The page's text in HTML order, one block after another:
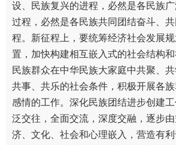
设、民族复兴的进程，必然是各民族
过程，必然是各民族共同团结奋斗、
程。新征程上，要统筹经济社会发展
置，加快构建相互嵌入式的社会结构
民族群众在中华民族大家庭中共聚、共
共事、共乐的社会条件，积极开展各
感情的工作。深化民族团结进步创建
泛交往，全面交流，深度交融，逐步
济、文化、社会和心理嵌入，营造有